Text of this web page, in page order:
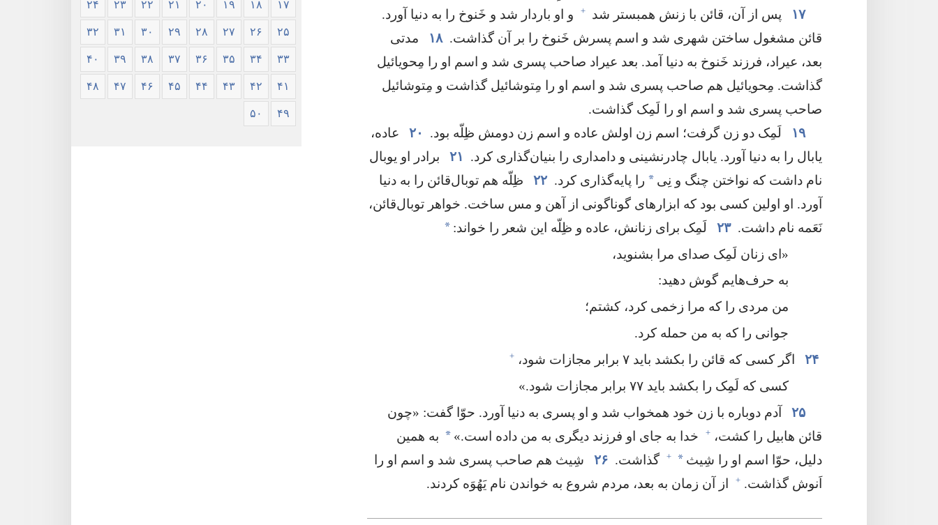
۱۷
پس از آن،‏ قائن با زنش همبستر شد +
و او باردار شد و خَنوخ را به دنیا آورد.‏
قائن مشغول ساختن شهری شد و اسم پسرش خَنوخ را بر آن گذاشت.‏ ۱۸
مدتی
بعد،‏ عیراد،‏ فرزند خَنوخ به دنیا آمد.‏ بعد عیراد صاحب پسری شد و اسم او را مِحویائیل
گذاشت.‏ مِحویائیل هم صاحب پسری شد و اسم او را مِتوشائیل گذاشت و مِتوشائیل
صاحب پسری شد و اسم او را لَمِک گذاشت.‏
۱۹
لَمِک دو زن گرفت؛‏ اسم زن اولش عاده و اسم زن دومش ظِلّه بود.‏ ۲۰
عاده،‏
یابال را به دنیا آورد.‏ یابال چادرنشینی و دامداری را بنیان‌گذاری کرد.‏
۲۱
برادر او یوبال
نام داشت که نواختن چنگ و نِی * را پایه‌گذاری کرد.‏ ۲۲
ظِلّه هم توبال‌قائن را به دنیا
آورد.‏ او اولین کسی بود که ابزارهای گوناگونی از آهن و مس ساخت.‏ خواهر توبال‌قائن،‏
نَعَمه نام داشت.‏ ۲۳ لَمِک برای زنانش،‏ عاده و ظِلّه این شعر را خواند:‏ *
‏«ای زنان لَمِک صدای مرا بشنوید،‏
به حرف‌هایم گوش دهید:‏
من مردی را که مرا زخمی کرد،‏ کشتم؛‏
جوانی را که به من حمله کرد.‏
۲۴
اگر کسی که قائن را بکشد باید ۷ برابر مجازات شود،‏ +
کسی که لَمِک را بکشد باید ۷۷ برابر مجازات شود.‏»‏
۲۵
آدم دوباره با زن خود همخواب شد و او پسری به دنیا آورد.‏ حوّا گفت:‏ «چون
قائن هابیل را کشت،‏ + خدا به جای او فرزند دیگری به من داده است.‏»‏ * به همین
دلیل،‏ حوّا اسم او را شِیث *
+ گذاشت.‏ ۲۶
شِیث هم صاحب پسری شد و اسم او را
اَنوش گذاشت.‏ + از آن زمان به بعد،‏ مردم شروع به خواندن نام یَهُوَه کردند.‏
۱۷ ۱۸ ۱۹ ۲۰ ۲۱ ۲۲ ۲۳ ۲۴
۲۵ ۲۶ ۲۷ ۲۸ ۲۹ ۳۰ ۳۱ ۳۲
۳۳ ۳۴ ۳۵ ۳۶ ۳۷ ۳۸ ۳۹ ۴۰
۴۱ ۴۲ ۴۳ ۴۴ ۴۵ ۴۶ ۴۷ ۴۸
۴۹ ۵۰